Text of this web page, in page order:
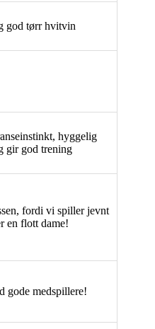
god tørr hvitvin
hyggelig
gir god trening
fordi vi spiller jevnt
en flott dame!
gode medspillere!